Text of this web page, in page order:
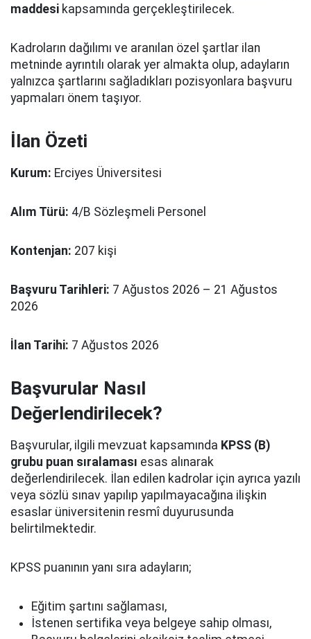
maddesi kapsamında gerçekleştirilecek.
Kadroların dağılımı ve aranılan özel şartlar ilan
metninde ayrıntılı olarak yer almakta olup, adayların
yalnızca şartlarını sağladıkları pozisyonlara başvuru
yapmaları önem taşıyor.
İlan Özeti
Kurum: Erciyes Üniversitesi
Alım Türü: 4/B Sözleşmeli Personel
Kontenjan: 207 kişi
Başvuru Tarihleri: 7 Ağustos 2026 – 21 Ağustos
2026
İlan Tarihi: 7 Ağustos 2026
Başvurular Nasıl
Değerlendirilecek?
Başvurular, ilgili mevzuat kapsamında KPSS (B)
grubu puan sıralaması esas alınarak
değerlendirilecek. İlan edilen kadrolar için ayrıca yazılı
veya sözlü sınav yapılıp yapılmayacağına ilişkin
esaslar üniversitenin resmî duyurusunda
belirtilmektedir.
KPSS puanının yanı sıra adayların;
Eğitim şartını sağlaması,
İstenen sertifika veya belgeye sahip olması,